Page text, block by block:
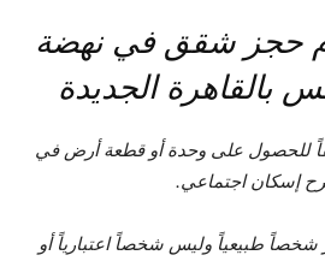
حجز شقق في نهضة
بالقاهرة الجديدة
للحصول على وحدة أو قطعة أرض في
إسكان اجتماعي.
شخصاً طبيعياً وليس شخصاً اعتبارياً أو